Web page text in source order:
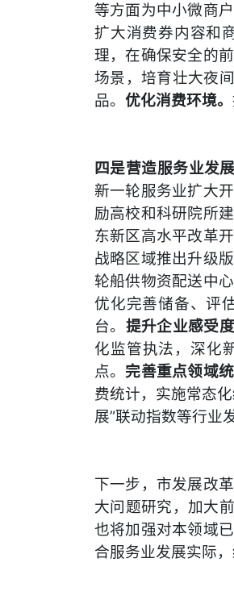
等方面为中小微商户
扩大消费券内容和
理，在确保安全的
场景，培育壮大夜
品。 优化消费环境。
四是营造服务业发
新一轮服务业扩大
励高校和科研院所
东新区高水平改革
战略区域推出升级
轮船供物资配送中心
优化完善储备、评
台。 提升企业感受
化监管执法，深化
点。完善重点领域
费统计，实施常态
展”联动指数等行业
下一步，市发展改
大问题研究，加大
也将加强对本领域
合服务业发展实际